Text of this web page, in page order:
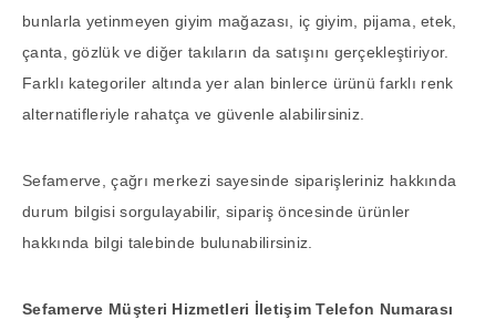
bunlarla yetinmeyen giyim mağazası, iç giyim, pijama, etek,
çanta, gözlük ve diğer takıların da satışını gerçekleştiriyor.
Farklı kategoriler altında yer alan binlerce ürünü farklı renk
alternatifleriyle rahatça ve güvenle alabilirsiniz.
Sefamerve, çağrı merkezi sayesinde siparişleriniz hakkında
durum bilgisi sorgulayabilir, sipariş öncesinde ürünler
hakkında bilgi talebinde bulunabilirsiniz.
Sefamerve Müşteri Hizmetleri İletişim Telefon Numarası